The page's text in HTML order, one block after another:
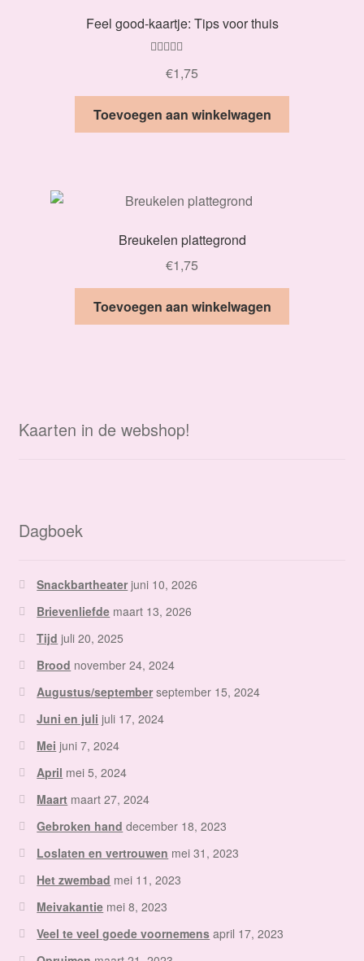
Feel good-kaartje: Tips voor thuis
5.00 uit 5
€1,75
Toevoegen aan winkelwagen
Breukelen plattegrond
€1,75
Toevoegen aan winkelwagen
Kaarten in de webshop!
Dagboek
Snackbartheater juni 10, 2026
Brievenliefde maart 13, 2026
Tijd juli 20, 2025
Brood november 24, 2024
Augustus/september september 15, 2024
Juni en juli juli 17, 2024
Mei juni 7, 2024
April mei 5, 2024
Maart maart 27, 2024
Gebroken hand december 18, 2023
Loslaten en vertrouwen mei 31, 2023
Het zwembad mei 11, 2023
Meivakantie mei 8, 2023
Veel te veel goede voornemens april 17, 2023